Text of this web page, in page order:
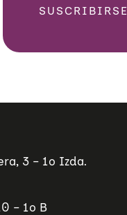
SUSCRIBIRSE
3 – 1º Izda.
– 1º B